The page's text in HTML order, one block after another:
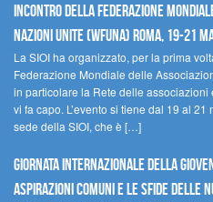
Incontro della Federazione
Nazioni Unite (WFUNA) Roma, 19-21
La SIOI ha organizzato, per la prima
Federazione Mondiale delle
in particolare la Rete delle
vi fa capo. L’evento si tiene dal 19 al
sede della SIOI, che è […]
GIORNATA INTERNAZIONALE DELLA
ASPIRAZIONI COMUNI E LE SFIDE DELLE